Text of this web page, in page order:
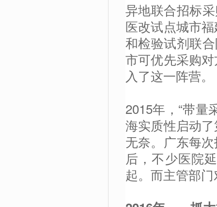
异地联合招标
医改试点城市
和检验试剂联
市可优先采购
入了这一阵营。
2015年，“带量
海实质性启动
无奈。广东每
后，不少医院
起。而主管部